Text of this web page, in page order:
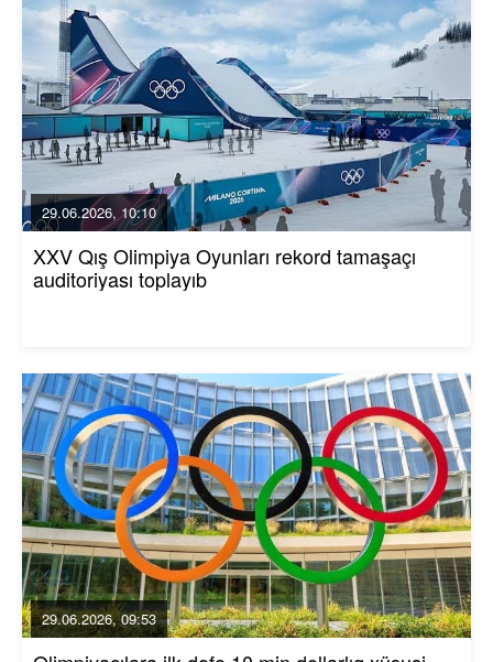
29.06.2026, 10:10
XXV Qış Olimpiya Oyunları rekord tamaşaçı
auditoriyası toplayıb
29.06.2026, 09:53